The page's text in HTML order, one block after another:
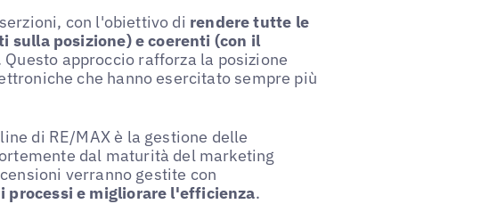
con l'obiettivo di rendere tutte le
sulla posizione) e coerenti (con il
approccio rafforza la posizione
che hanno esercitato sempre più
di RE/MAX è la gestione delle
dal maturità del marketing
verranno gestite con
processi e migliorare l'efficienza.